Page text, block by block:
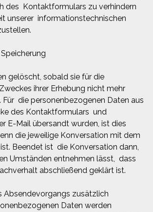
des Kontaktformulars zu verhindern
unserer informationstechnischen
gelöscht, sobald sie für die
ihrer Erhebung nicht mehr
Für die personenbezogenen Daten aus
des Kontaktformulars und
E-Mail übersandt wurden, ist dies
die jeweilige Konversation mit dem
Beendet ist die Konversation dann,
Umständen entnehmen lässt, dass
abschließend geklärt ist.
Absendevorgangs zusätzlich
Daten werden